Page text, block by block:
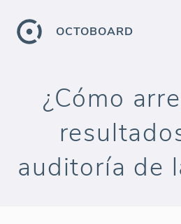
OCTOBOARD
¿Cómo
auditoría de